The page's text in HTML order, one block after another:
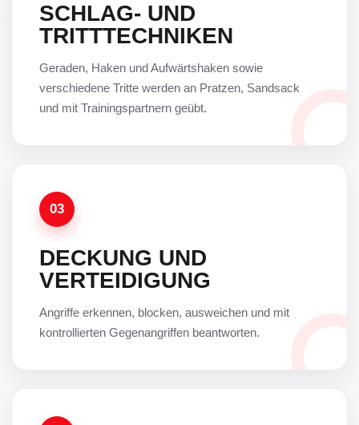
SCHLAG- UND
TRITTTECHNIKEN
Geraden, Haken und Aufwärtshaken sowie
verschiedene Tritte werden an Pratzen, Sandsack
und mit Trainingspartnern geübt.
03
DECKUNG UND
VERTEIDIGUNG
Angriffe erkennen, blocken, ausweichen und mit
kontrollierten Gegenangriffen beantworten.